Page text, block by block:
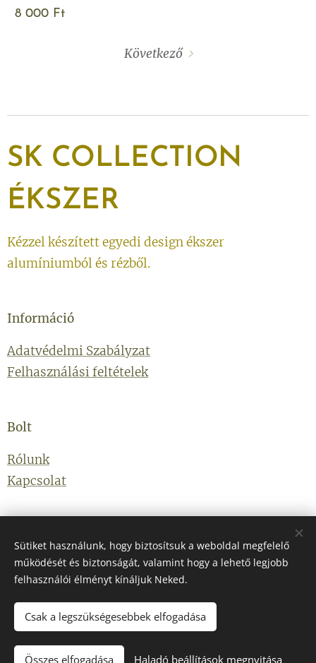
8 000Ft
Következő
SK COLLECTION
ÉKSZER
Kézzel készített egyedi design ékszer
alumíniumból és rézből.
Információ
Adatvédelmi Szabályzat
Felhasználási feltételek
Bolt
Rólunk
Kapcsolat
E-mail: info@skcollectionekszer.hu
Telefonszám: +36203314434
Sütiket használunk, hogy biztosítsuk a weboldal megfelelő
működését és biztonságát, valamint hogy a lehető legjobb
felhasználói élményt kínáljuk Neked.
Csak a legszükségesebbek elfogadása
Összes elfogadása Haladó beállítások megnyitása